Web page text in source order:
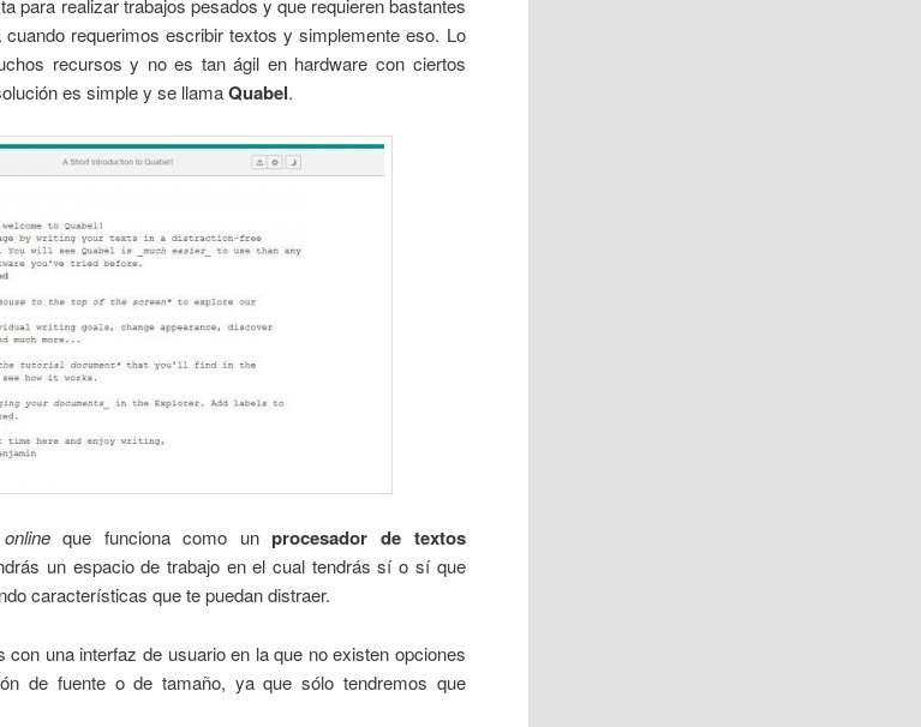
para realizar trabajos pesados y que requieren bastantes
requerimos escribir textos y simplemente eso. Lo
recursos y no es tan ágil en hardware con ciertos
es simple y se llamaQuabel.
que funciona como unprocesador de textos
un espacio de trabajo en el cual tendrás sí o sí que
características que te puedan distraer.
una interfaz de usuario en la que no existen opciones
de fuente o de tamaño, ya que sólo tendremos que